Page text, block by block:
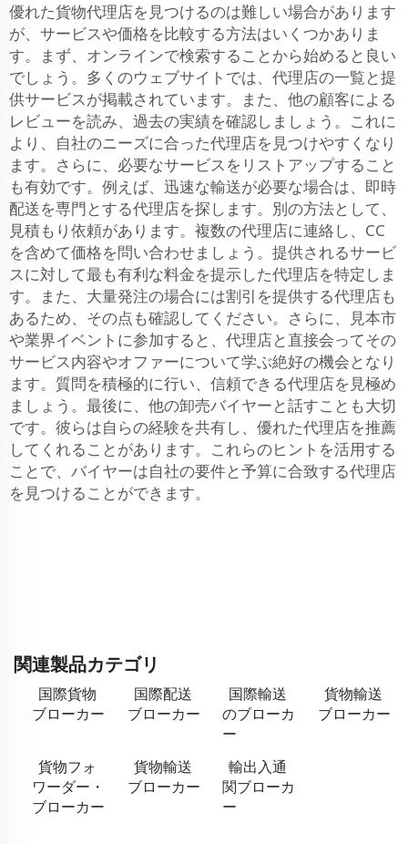
優れた貨物代理店を見つけるのは難しい場合があります
が、サービスや価格を比較する方法はいくつかありま
す。まず、オンラインで検索することから始めると良い
でしょう。多くのウェブサイトでは、代理店の一覧と提
供サービスが掲載されています。また、他の顧客による
レビューを読み、過去の実績を確認しましょう。これに
より、自社のニーズに合った代理店を見つけやすくなり
ます。さらに、必要なサービスをリストアップすること
も有効です。例えば、迅速な輸送が必要な場合は、即時
配送を専門とする代理店を探します。別の方法として、
見積もり依頼があります。複数の代理店に連絡し、CC
を含めて価格を問い合わせましょう。提供されるサービ
スに対して最も有利な料金を提示した代理店を特定しま
す。また、大量発注の場合には割引を提供する代理店も
あるため、その点も確認してください。さらに、見本市
や業界イベントに参加すると、代理店と直接会ってその
サービス内容やオファーについて学ぶ絶好の機会となり
ます。質問を積極的に行い、信頼できる代理店を見極め
ましょう。最後に、他の卸売バイヤーと話すことも大切
です。彼らは自らの経験を共有し、優れた代理店を推薦
してくれることがあります。これらのヒントを活用する
ことで、バイヤーは自社の要件と予算に合致する代理店
を見つけることができます。
関連製品カテゴリ
国際貨物
ブローカー
国際配送
ブローカー
国際輸送
のブローカ
ー
貨物輸送
ブローカー
貨物フォ
ワーダー・
ブローカー
貨物輸送
ブローカー
輸出入通
関ブローカ
ー